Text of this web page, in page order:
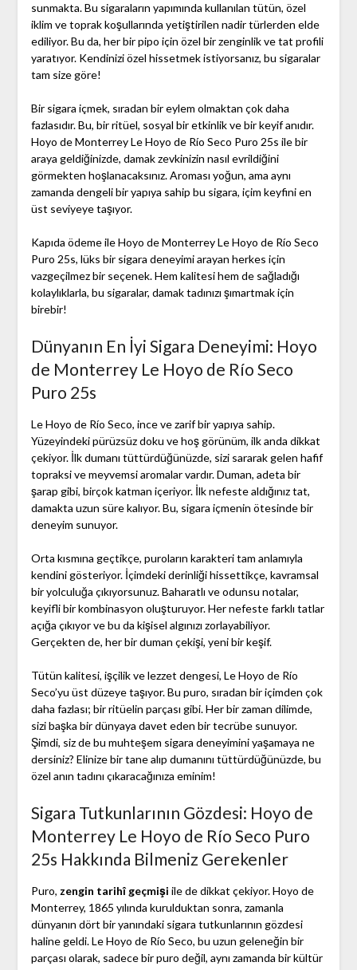
sunmakta. Bu sigaraların yapımında kullanılan tütün, özel
iklim ve toprak koşullarında yetiştirilen nadir türlerden elde
ediliyor. Bu da, her bir pipo için özel bir zenginlik ve tat profili
yaratıyor. Kendinizi özel hissetmek istiyorsanız, bu sigaralar
tam size göre!
Bir sigara içmek, sıradan bir eylem olmaktan çok daha
fazlasıdır. Bu, bir ritüel, sosyal bir etkinlik ve bir keyif anıdır.
Hoyo de Monterrey Le Hoyo de Río Seco Puro 25s ile bir
araya geldiğinizde, damak zevkinizin nasıl evrildiğini
görmekten hoşlanacaksınız. Aroması yoğun, ama aynı
zamanda dengeli bir yapıya sahip bu sigara, içim keyfini en
üst seviyeye taşıyor.
Kapıda ödeme ile Hoyo de Monterrey Le Hoyo de Río Seco
Puro 25s, lüks bir sigara deneyimi arayan herkes için
vazgeçilmez bir seçenek. Hem kalitesi hem de sağladığı
kolaylıklarla, bu sigaralar, damak tadınızı şımartmak için
birebir!
Dünyanın En İyi Sigara Deneyimi: Hoyo
de Monterrey Le Hoyo de Río Seco
Puro 25s
Le Hoyo de Río Seco, ince ve zarif bir yapıya sahip.
Yüzeyindeki pürüzsüz doku ve hoş görünüm, ilk anda dikkat
çekiyor. İlk dumanı tüttürdüğünüzde, sizi sararak gelen hafif
topraksi ve meyvemsi aromalar vardır. Duman, adeta bir
şarap gibi, birçok katman içeriyor. İlk nefeste aldığınız tat,
damakta uzun süre kalıyor. Bu, sigara içmenin ötesinde bir
deneyim sunuyor.
Orta kısmına geçtikçe, puroların karakteri tam anlamıyla
kendini gösteriyor. İçimdeki derinliği hissettikçe, kavramsal
bir yolculuğa çıkıyorsunuz. Baharatlı ve odunsu notalar,
keyifli bir kombinasyon oluşturuyor. Her nefeste farklı tatlar
açığa çıkıyor ve bu da kişisel algınızı zorlayabiliyor.
Gerçekten de, her bir duman çekişi, yeni bir keşif.
Tütün kalitesi, işçilik ve lezzet dengesi, Le Hoyo de Río
Seco’yu üst düzeye taşıyor. Bu puro, sıradan bir içimden çok
daha fazlası; bir ritüelin parçası gibi. Her bir zaman dilimde,
sizi başka bir dünyaya davet eden bir tecrübe sunuyor.
Şimdi, siz de bu muhteşem sigara deneyimini yaşamaya ne
dersiniz? Elinize bir tane alıp dumanını tüttürdüğünüzde, bu
özel anın tadını çıkaracağınıza eminim!
Sigara Tutkunlarının Gözdesi: Hoyo de
Monterrey Le Hoyo de Río Seco Puro
25s Hakkında Bilmeniz Gerekenler
Puro, zengin tarihî geçmişi ile de dikkat çekiyor. Hoyo de
Monterrey, 1865 yılında kurulduktan sonra, zamanla
dünyanın dört bir yanındaki sigara tutkunlarının gözdesi
haline geldi. Le Hoyo de Río Seco, bu uzun geleneğin bir
parçası olarak, sadece bir puro değil, aynı zamanda bir kültür